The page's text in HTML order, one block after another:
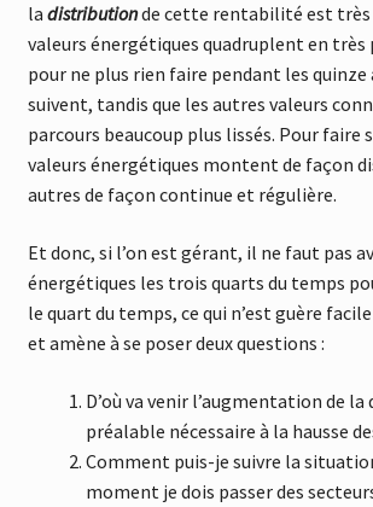
la distributionde cette rentabilité est très
valeurs énergétiques quadruplent en très
pour ne plus rien faire pendant les quinze
suivent, tandis que les autres valeurs
parcours beaucoup plus lissés. Pour faire
valeurs énergétiques montent de façon
autres de façon continue et régulière.
Et donc, si l’on est gérant, il ne faut pas
énergétiques les trois quarts du temps
le quart du temps, ce qui n’est guère
et amène à se poser deux questions :
D’où va venir l’augmentation de la
préalable nécessaire à la hausse
Comment puis-je suivre la
moment je dois passer des